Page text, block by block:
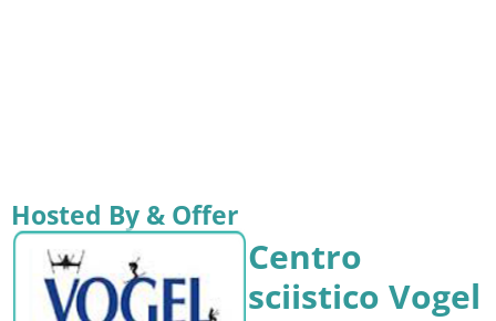
Hosted By & Offer
Centro
sciistico Vogel